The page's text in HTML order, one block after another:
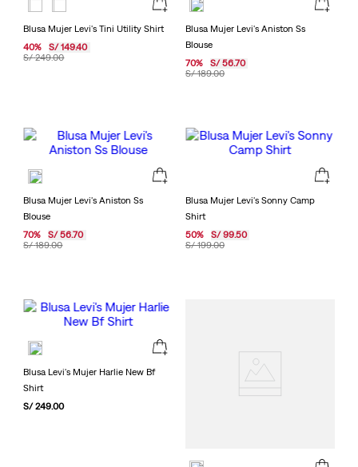
Blusa Mujer Levi's Tini Utility Shirt
S/ 249.00
40% S/ 149.40
Blusa Mujer Levi's Aniston Ss
Blouse
S/ 189.00
70% S/ 56.70
Blusa Mujer Levi's Aniston Ss
Blouse
S/ 189.00
70% S/ 56.70
Blusa Mujer Levi's Sonny Camp
Shirt
S/ 199.00
50% S/ 99.50
Blusa Levi's Mujer Harlie New Bf
Shirt
S/ 249.00